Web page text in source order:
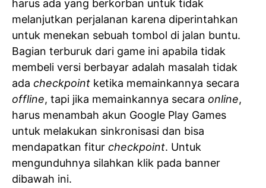
harus ada yang berkorban untuk tidak
melanjutkan perjalanan karena diperintahkan
untuk menekan sebuah tombol di jalan buntu.
Bagian terburuk dari game ini apabila tidak
membeli versi berbayar adalah masalah tidak
ada checkpoint ketika memainkannya secara
offline, tapi jika memainkannya secara online,
harus menambah akun Google Play Games
untuk melakukan sinkronisasi dan bisa
mendapatkan fitur checkpoint. Untuk
mengunduhnya silahkan klik pada banner
dibawah ini.